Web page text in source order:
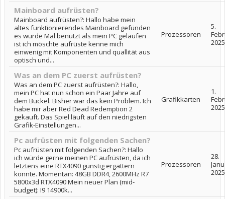
Mainboard aufrüsten?
Mainboard aufrüsten?: Hallo habe mein
altes funktionierendes Mainboard gefünden
es wurde Mal benutzt als mein PC gelaufen
ist ich möschte aufrüste kenne mich
einwenig mit Komponenten und quallität aus
optisch und...
Prozessoren
5.
2025
Was an dem PC zuerst aufrüsten?
Was an dem PC zuerst aufrüsten?: Hallo,
mein PC hat nun schon ein Paar Jahre auf
dem Buckel. Bisher war das kein Problem. Ich
habe mir aber Red Dead Redemption 2
gekauft. Das Spiel läuft auf den niedrigsten
Grafik-Einstellungen...
Grafikkarten
1.
2025
Pc aufrüsten mit folgenden Sachen?
Pc aufrüsten mit folgenden Sachen?: Hallo
ich würde gerne meinen PC aufrüsten, da ich
letztens eine RTX4090 günstig ergattern
konnte. Momentan: 48GB DDR4, 2600MHz R7
5800x3d RTX4090 Mein neuer Plan (mid-
budget): I9 14900k...
Prozessoren
28.
2025